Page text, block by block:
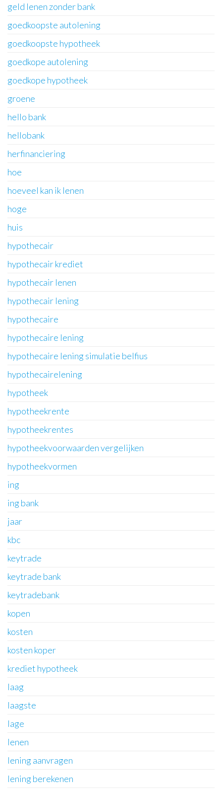
geld lenen zonder bank
goedkoopste autolening
goedkoopste hypotheek
goedkope autolening
goedkope hypotheek
groene
hello bank
hellobank
herfinanciering
hoe
hoeveel kan ik lenen
hoge
huis
hypothecair
hypothecair krediet
hypothecair lenen
hypothecair lening
hypothecaire
hypothecaire lening
hypothecaire lening simulatie belfius
hypothecairelening
hypotheek
hypotheekrente
hypotheekrentes
hypotheekvoorwaarden vergelijken
hypotheekvormen
ing
ing bank
jaar
kbc
keytrade
keytrade bank
keytradebank
kopen
kosten
kosten koper
krediet hypotheek
laag
laagste
lage
lenen
lening aanvragen
lening berekenen